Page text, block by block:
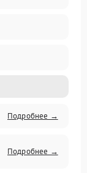
Подробнее →
Подробнее →